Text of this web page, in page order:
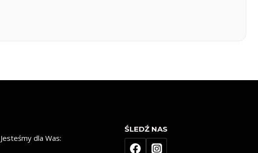
Jesteśmy dla Was:
ŚLEDŹ NAS